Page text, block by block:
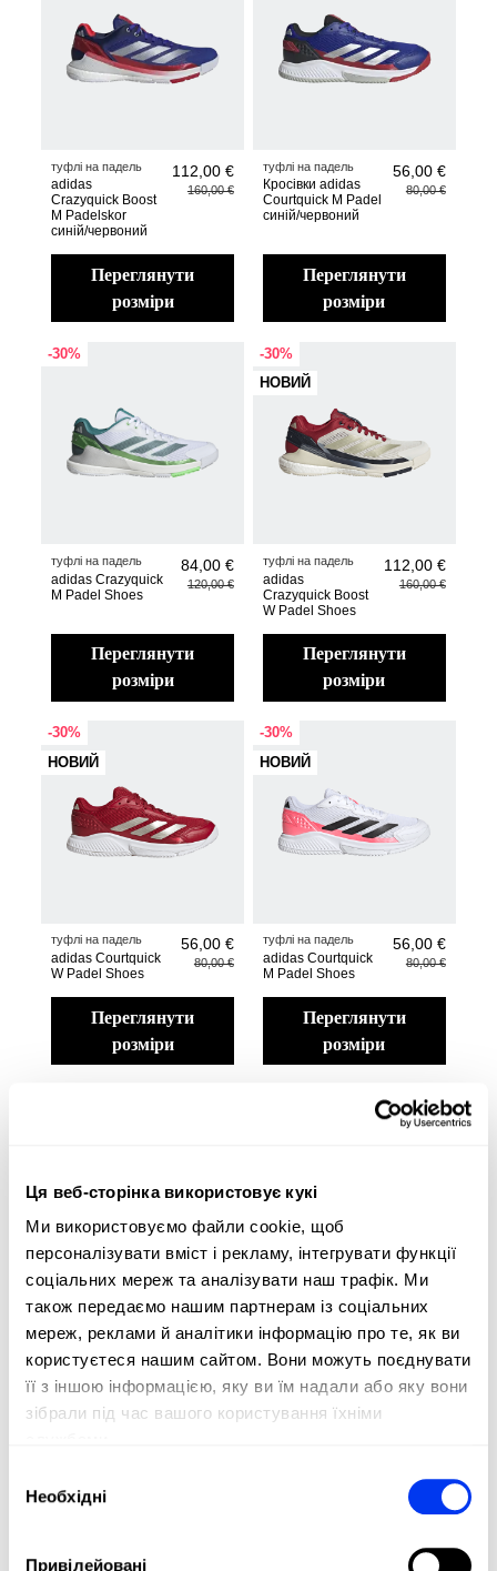
Ця веб-сторінка використовує кукі
Ми використовуємо файли cookie, щоб
персоналізувати вміст і рекламу, інтегрувати функції
соціальних мереж та аналізувати наш трафік. Ми
також передаємо нашим партнерам із соціальних
мереж, реклами й аналітики інформацію про те, як ви
користуєтеся нашим сайтом. Вони можуть поєднувати
її з іншою інформацією, яку ви їм надали або яку вони
зібрали під час вашого користування їхніми
згоди
Необхідні
Привілейовані
туфлі на падель
adidas
Crazyquick Boost
M Padelskor
синій/червоний
112,00 €
160,00 €
переглянути
розміри
туфлі на падель
Кросівки adidas
Courtquick M Padel
синій/червоний
56,00 €
80,00 €
переглянути
розміри
-30%
туфлі на падель
adidas Crazyquick
M Padel Shoes
84,00 €
120,00 €
переглянути
розміри
-30%
НОВИЙ
туфлі на падель
adidas
Crazyquick Boost
W Padel Shoes
112,00 €
160,00 €
переглянути
розміри
-30%
НОВИЙ
туфлі на падель
adidas Courtquick
W Padel Shoes
56,00 €
80,00 €
переглянути
розміри
-30%
НОВИЙ
туфлі на падель
adidas Courtquick
M Padel Shoes
56,00 €
80,00 €
переглянути
розміри
туфлі на падель
LS M Padel Shoes
56,00 €
80,00 €
переглянути
розміри
туфлі на падель
LS M Padel Shoes
84,00 €
переглянути
розміри